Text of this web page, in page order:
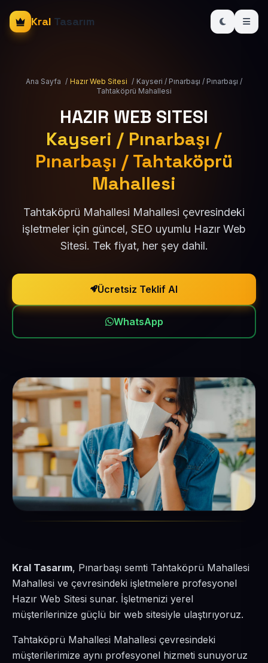
Kral Tasarım
Ana Sayfa / Hazır Web Sitesi / Kayseri / Pınarbaşı / Pınarbaşı /
Tahtaköprü Mahallesi
HAZIR WEB SITESI
Kayseri / Pınarbaşı /
Pınarbaşı / Tahtaköprü
Mahallesi
Tahtaköprü Mahallesi Mahallesi çevresindeki
işletmeler için güncel, SEO uyumlu Hazır Web
Sitesi. Tek fiyat, her şey dahil.
Ücretsiz Teklif Al
WhatsApp
Kral Tasarım, Pınarbaşı semti Tahtaköprü Mahallesi
Mahallesi ve çevresindeki işletmelere profesyonel
Hazır Web Sitesi sunar. İşletmenizi yerel
müşterilerinize güçlü bir web sitesiyle ulaştırıyoruz.
Tahtaköprü Mahallesi Mahallesi çevresindeki
müşterilerimize aynı profesyonel hizmeti sunuyoruz